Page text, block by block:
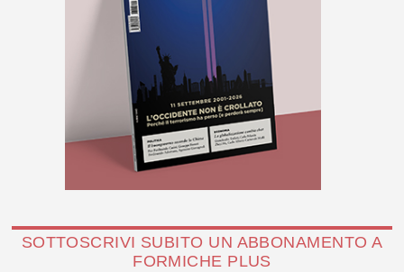
SOTTOSCRIVI SUBITO UN ABBONAMENTO A
FORMICHE PLUS